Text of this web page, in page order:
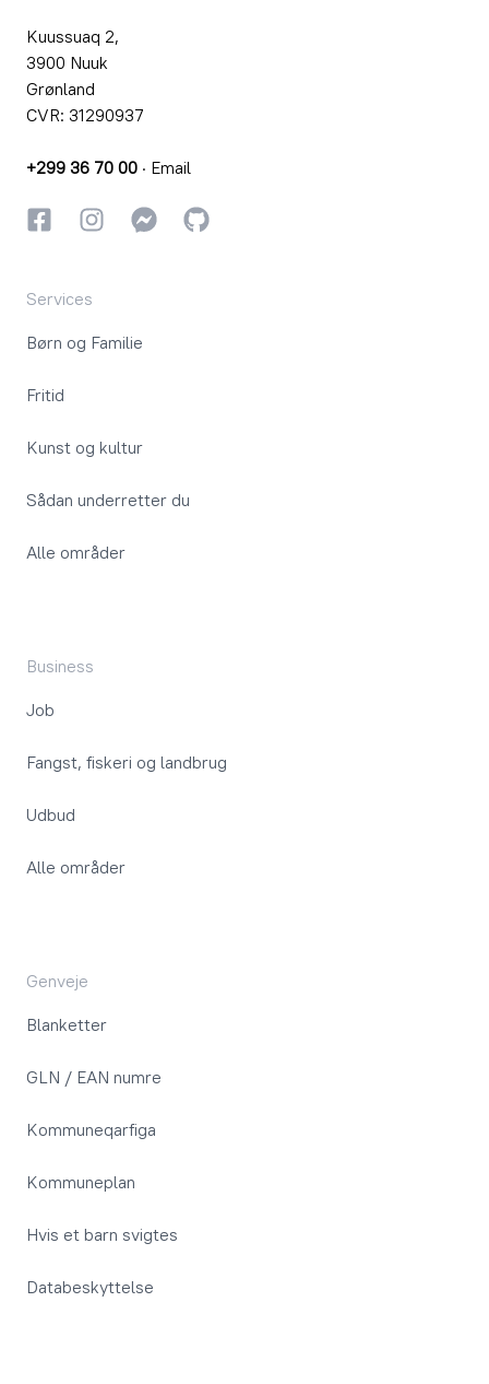
Kuussuaq 2,
3900 Nuuk
Grønland
CVR: 31290937
+299 36 70 00 · Email
FacebookInstagramInstagram
GitHub
Services
Børn og Familie
Fritid
Kunst og kultur
Sådan underretter du
Alle områder
Business
Job
Fangst, fiskeri og landbrug
Udbud
Alle områder
Genveje
Blanketter
GLN / EAN numre
Kommuneqarfiga
Kommuneplan
Hvis et barn svigtes
Databeskyttelse